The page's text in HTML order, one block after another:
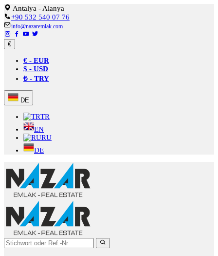
Antalya - Alanya
+90 532 540 07 76
info@nazaremlak.com
€
€ - EUR
$ - USD
₺ - TRY
DE
TR
EN
RU
DE